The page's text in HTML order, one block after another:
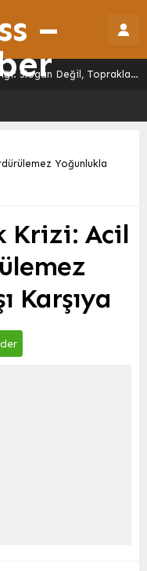
Bin Yıllık Türk-Kürt Kardeşliği: Slogan Değil, Toprakların Gerçeği
Yoğunlukla
Krizi: Acil
Karşıya